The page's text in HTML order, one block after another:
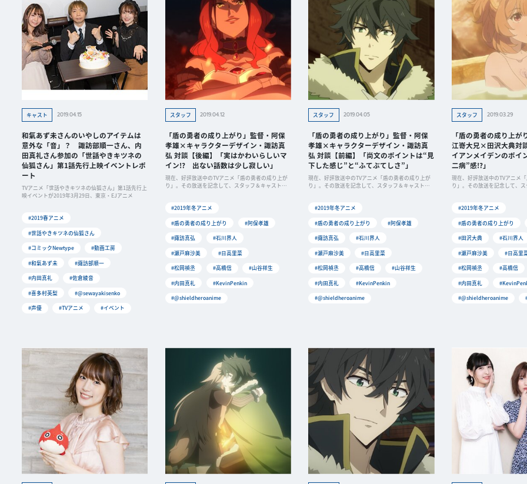
キャスト 2019.04.15
和氣あず未さんのいやしのアイテムは
意外な「音」？ 諏訪部順一さん、内
田真礼さん参加の「世話やきキツネの
仙狐さん」第1話先行上映イベントレポ
ート
TVアニメ「世話やきキツネの仙狐さん」第1話先行上
映イベントが2019年3月29日、東京・EJアニメ
#2019春アニメ
#世話やきキツネの仙狐さん
#コミックNewtype
#動画工房
#和氣あず未
#諏訪部順一
#内田真礼
#佐倉綾音
#喜多村英梨
#@sewayakisenko
#声優
#TVアニメ #イベント
スタッフ 2019.04.12
「盾の勇者の成り上がり」監督・阿保
孝雄×キャラクターデザイン・諏訪真
弘 対談【後編】「実はかわいらしいマ
イン!? 出ない話数は少し寂しい」
現在、好評放送中のTVアニメ「盾の勇者の成り上が
り」。その放送を記念して、スタッフ＆キャストに
#2019年冬アニメ
#盾の勇者の成り上がり
#阿保孝雄
#諏訪真弘
#石川界人
#瀬戸麻沙美
#日高里菜
#松岡禎丞
#高橋信
#山谷祥生
#内田真礼
#KevinPenkin
#@shieldheroanime
スタッフ 2019.04.05
「盾の勇者の成り上がり」監督・阿保
孝雄×キャラクターデザイン・諏訪真
弘 対談【前編】「尚文のポイントは“見
下した感じ”と“ふてぶてしさ”」
現在、好評放送中のTVアニメ「盾の勇者の成り上が
り」。その放送を記念して、スタッフ＆キャストに
#2019年冬アニメ
#盾の勇者の成り上がり
#阿保孝雄
#諏訪真弘
#石川界人
#瀬戸麻沙美
#日高里菜
#松岡禎丞
#高橋信
#山谷祥生
#内田真礼
#KevinPenkin
#@shieldheroanime
スタッフ 2019.03.29
「盾の勇者の成り上が
江嵜大兄×田沢大典対
イアンメイデンのポイ
二病”感!?」
現在、好評放送中のTVアニメ
り」。その放送を記念して、
#2019年冬アニメ
#盾の勇者の成り上がり
#田沢大典
#石川界人
#瀬戸麻沙美
#日高里
#松岡禎丞
#高橋信
#内田真礼
#@shieldheroanime